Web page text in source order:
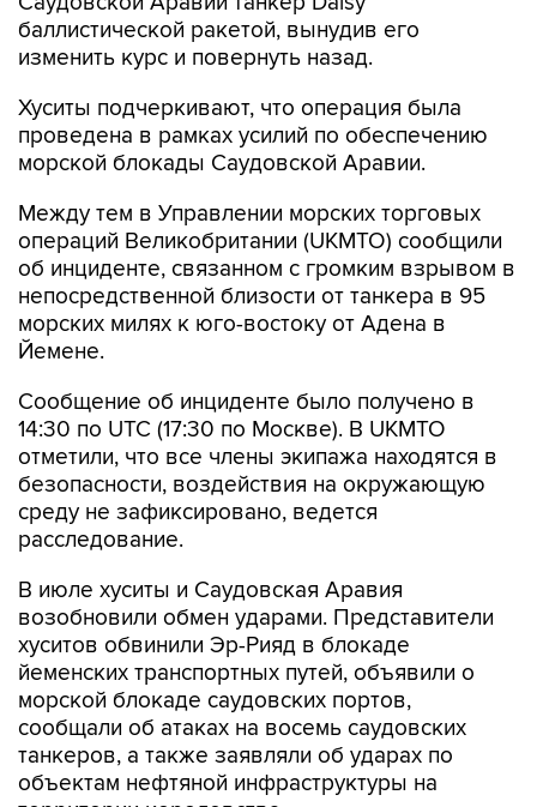
баллистической ракетой, вынудив его
изменить курс и повернуть назад.
Хуситы подчеркивают, что операция была
проведена в рамках усилий по обеспечению
морской блокады Саудовской Аравии.
Между тем в Управлении морских торговых
операций Великобритании (UKMTO) сообщили
об инциденте, связанном с громким взрывом в
непосредственной близости от танкера в 95
морских милях к юго-востоку от Адена в
Йемене.
Сообщение об инциденте было получено в
14:30 по UTC (17:30 по Москве). В UKMTO
отметили, что все члены экипажа находятся в
безопасности, воздействия на окружающую
среду не зафиксировано, ведется
расследование.
В июле хуситы и Саудовская Аравия
возобновили обмен ударами. Представители
хуситов обвинили Эр-Рияд в блокаде
йеменских транспортных путей, объявили о
морской блокаде саудовских портов,
сообщали об атаках на восемь саудовских
танкеров, а также заявляли об ударах по
объектам нефтяной инфраструктуры на